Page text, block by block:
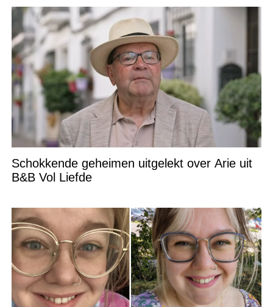
Schokkende geheimen uitgelekt over Arie uit
B&B Vol Liefde